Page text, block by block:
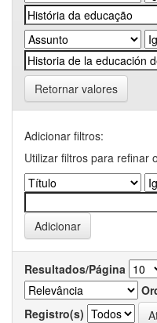
Retornar valores
Adicionar filtros:
Utilizar filtros para refinar
Resultados/Página
Registro(s)